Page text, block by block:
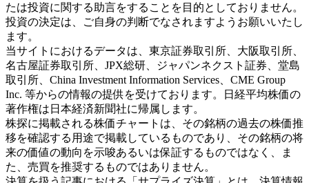
たは投資に関する助言をすることを目的としておりません。
投資の決定は、ご自身の判断でなされますようお願いいたし
ます。
当サイトにおけるデータは、東京証券取引所、大阪取引所、
名古屋証券取引所、JPX総研、ジャパンネクスト証券、堂島
取引所、China Investment Information Services、CME Group
Inc. 等からの情報の提供を受けております。日経平均株価の
著作権は日本経済新聞社に帰属します。
株探に掲載される株価チャートは、その銘柄の過去の株価推
移を確認する用途で掲載しているものであり、その銘柄の将
来の価値の動向を示唆あるいは保証するものではなく、ま
た、売買を推奨するものではありません。